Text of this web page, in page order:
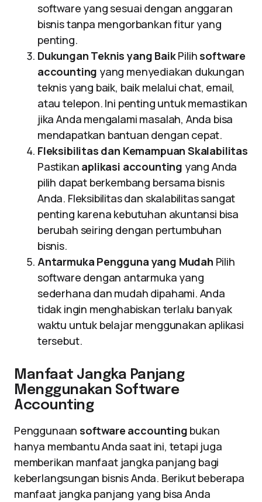
software yang sesuai dengan anggaran
bisnis tanpa mengorbankan fitur yang
penting.
Dukungan Teknis yang BaikPilih software
accounting yang menyediakan dukungan
teknis yang baik, baik melalui chat, email,
atau telepon. Ini penting untuk memastikan
jika Anda mengalami masalah, Anda bisa
mendapatkan bantuan dengan cepat.
Fleksibilitas dan Kemampuan Skalabilitas
Pastikan aplikasi accounting yang Anda
pilih dapat berkembang bersama bisnis
Anda. Fleksibilitas dan skalabilitas sangat
penting karena kebutuhan akuntansi bisa
berubah seiring dengan pertumbuhan
bisnis.
Antarmuka Pengguna yang Mudah Pilih
software dengan antarmuka yang
sederhana dan mudah dipahami. Anda
tidak ingin menghabiskan terlalu banyak
waktu untuk belajar menggunakan aplikasi
tersebut.
Manfaat Jangka Panjang
Menggunakan Software
Accounting
Penggunaan software accounting bukan
hanya membantu Anda saat ini, tetapi juga
memberikan manfaat jangka panjang bagi
keberlangsungan bisnis Anda. Berikut beberapa
manfaat jangka panjang yang bisa Anda